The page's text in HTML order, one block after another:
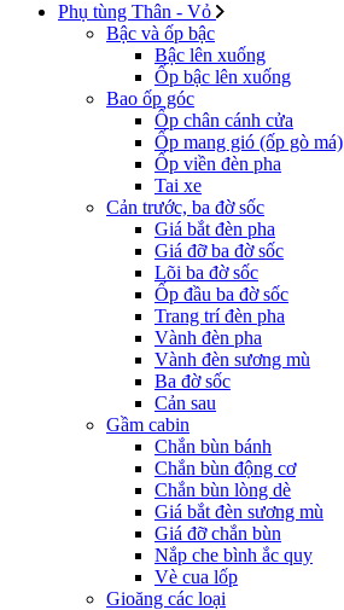
Phụ tùng Thân - Vỏ
Bậc và ốp bậc
Bậc lên xuống
Ốp bậc lên xuống
Bao ốp góc
Ốp chân cánh cửa
Ốp mang gió (ốp gò má)
Ốp viền đèn pha
Tai xe
Cản trước, ba đờ sốc
Giá bắt đèn pha
Giá đỡ ba đờ sốc
Lõi ba đờ sốc
Ốp đầu ba đờ sốc
Trang trí đèn pha
Vành đèn pha
Vành đèn sương mù
Ba đờ sốc
Cản sau
Gầm cabin
Chắn bùn bánh
Chắn bùn động cơ
Chắn bùn lòng dè
Giá bắt đèn sương mù
Giá đỡ chắn bùn
Nắp che bình ắc quy
Vè cua lốp
Gioăng các loại